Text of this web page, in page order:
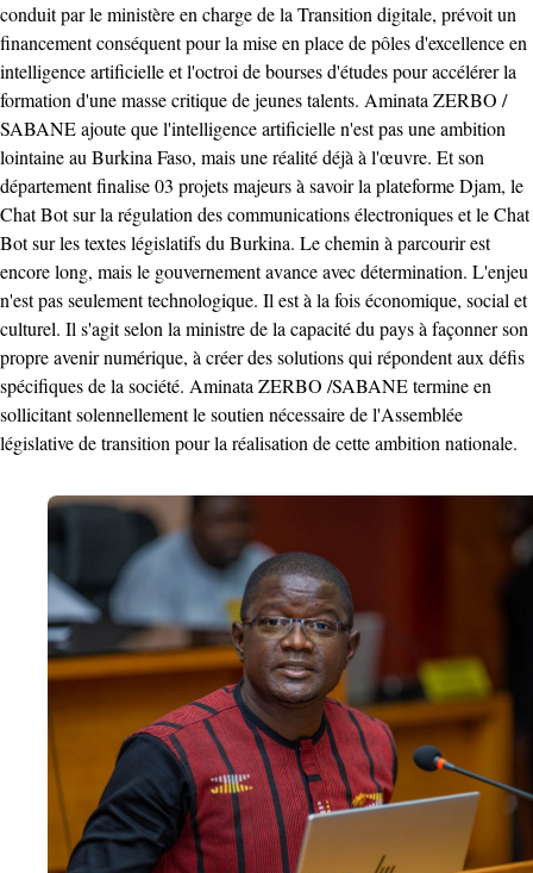
conduit par le ministère en charge de la Transition digitale, prévoit un
financement conséquent pour la mise en place de pôles d'excellence en
intelligence artificielle et l'octroi de bourses d'études pour accélérer la
formation d'une masse critique de jeunes talents. Aminata ZERBO /
SABANE ajoute que l'intelligence artificielle n'est pas une ambition
lointaine au Burkina Faso, mais une réalité déjà à l'œuvre. Et son
département finalise 03 projets majeurs à savoir la plateforme Djam, le
Chat Bot sur la régulation des communications électroniques et le Chat
Bot sur les textes législatifs du Burkina. Le chemin à parcourir est
encore long, mais le gouvernement avance avec détermination. L'enjeu
n'est pas seulement technologique. Il est à la fois économique, social et
culturel. Il s'agit selon la ministre de la capacité du pays à façonner son
propre avenir numérique, à créer des solutions qui répondent aux défis
spécifiques de la société. Aminata ZERBO /SABANE termine en
sollicitant solennellement le soutien nécessaire de l'Assemblée
législative de transition pour la réalisation de cette ambition nationale.